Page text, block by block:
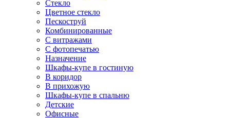
Стекло
Цветное стекло
Пескоструй
Комбинированные
С витражами
С фотопечатью
Назначение
Шкафы-купе в гостиную
В коридор
В прихожую
Шкафы-купе в спальню
Детские
Офисные